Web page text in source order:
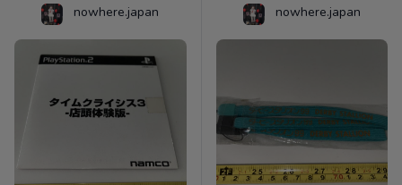
nowhere.japan nowhere.japan